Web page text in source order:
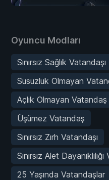
Oyuncu Modları
Sınırsız Sağlık Vatandaşı
Susuzluk Olmayan
Açlık Olmayan Vatandaş
Üşümez Vatandaş
Sınırsız Zırh Vatandaşı
Sınırsız Alet
25 Yaşında Vatandaşlar